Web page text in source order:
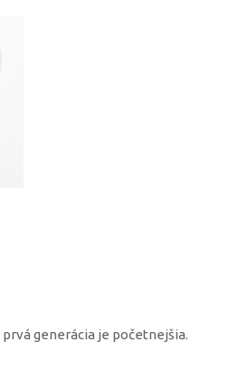
generácia je početnejšia.